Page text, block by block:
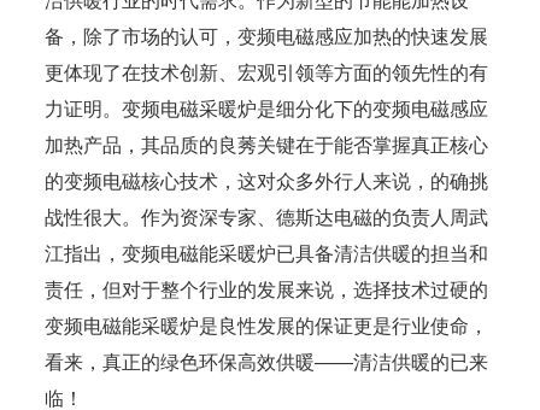
备，除了市场的认可，变频电磁感应加热的快速发展
更体现了在技术创新、宏观引领等方面的领先性的有
力证明。变频电磁采暖炉是细分化下的变频电磁感应
加热产品，其品质的良莠关键在于能否掌握真正核心
的变频电磁核心技术，这对众多外行人来说，的确挑
战性很大。作为资深专家、德斯达电磁的负责人周武
江指出，变频电磁能采暖炉已具备清洁供暖的担当和
责任，但对于整个行业的发展来说，选择技术过硬的
变频电磁能采暖炉是良性发展的保证更是行业使命，
看来，真正的绿色环保高效供暖——清洁供暖的已来
临！